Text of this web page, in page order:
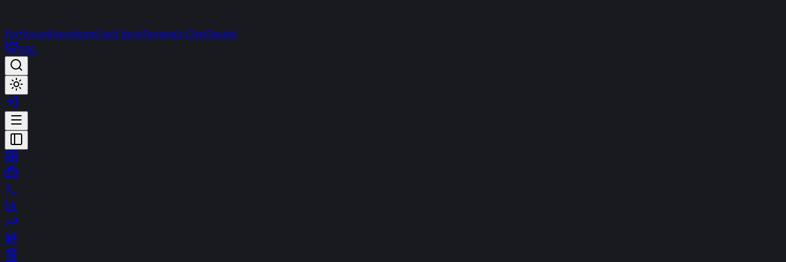
PortföyümFavorilerimCanlı YayınTerminalt-ChatDestek
PRO